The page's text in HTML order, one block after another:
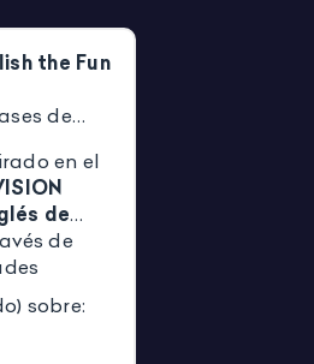
the Fun
de
en el
de
de
sobre: